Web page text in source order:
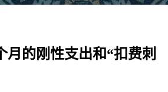
月的刚性支出和“扣费刺